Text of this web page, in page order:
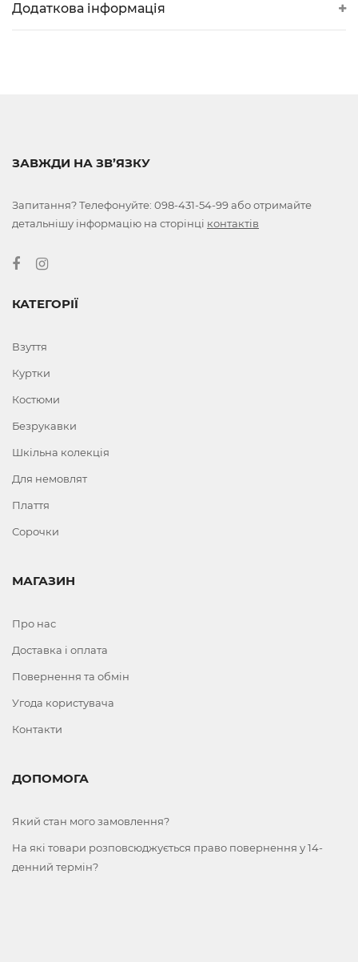
Додаткова інформація
ЗАВЖДИ НА ЗВ’ЯЗКУ
Запитання? Телефонуйте: 098-431-54-99або отримайте
детальнішу інформацію на сторінці контактів
КАТЕГОРІЇ
Взуття
Куртки
Костюми
Безрукавки
Шкільна колекція
Для немовлят
Плаття
Сорочки
МАГАЗИН
Про нас
Доставка і оплата
Повернення та обмін
Угода користувача
Контакти
ДОПОМОГА
Який стан мого замовлення?
На які товари розповсюджується право повернення у 14-
денний термін?